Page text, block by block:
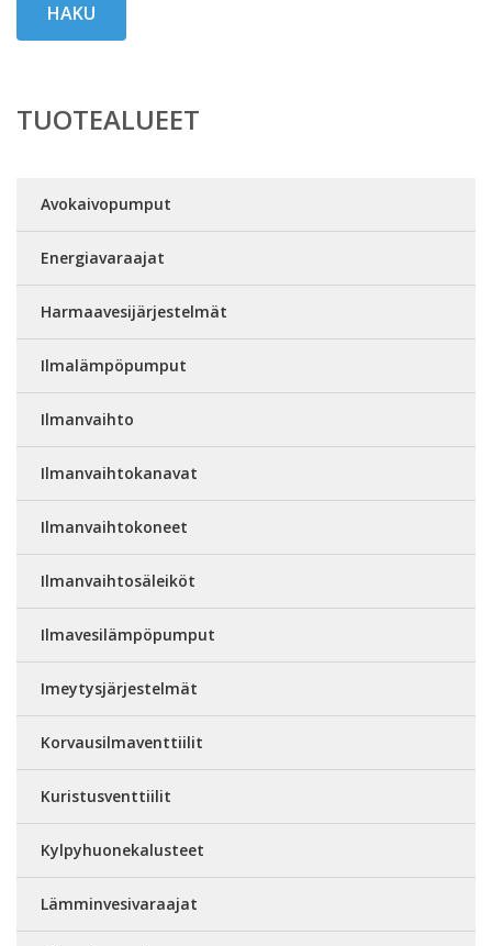
HAKU
TUOTEALUEET
Avokaivopumput
Energiavaraajat
Harmaavesijärjestelmät
Ilmalämpöpumput
Ilmanvaihto
Ilmanvaihtokanavat
Ilmanvaihtokoneet
Ilmanvaihtosäleiköt
Ilmavesilämpöpumput
Imeytysjärjestelmät
Korvausilmaventtiilit
Kuristusventtiilit
Kylpyhuonekalusteet
Lämminvesivaraajat